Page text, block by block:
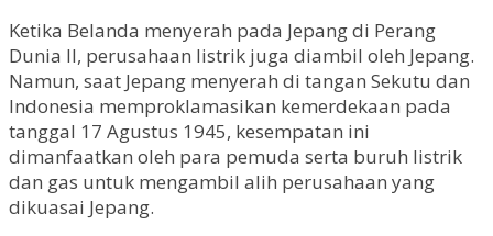
Ketika Belanda menyerah pada Jepang di Perang
Dunia II, perusahaan listrik juga diambil oleh Jepang.
Namun, saat Jepang menyerah di tangan Sekutu dan
Indonesia memproklamasikan kemerdekaan pada
tanggal 17 Agustus 1945, kesempatan ini
dimanfaatkan oleh para pemuda serta buruh listrik
dan gas untuk mengambil alih perusahaan yang
dikuasai Jepang.